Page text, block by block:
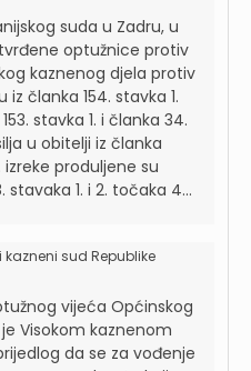
suda u Zadru, u
optužnice protiv
kaznenog djela protiv
članka 154. stavka 1.
stavka 1. i članka 34.
u obitelji iz članka
izreke produljene su
1. i 2. točaka 4...
kazneni sud Republike
vijeća Općinskog
Visokom kaznenom
da se za vođenje